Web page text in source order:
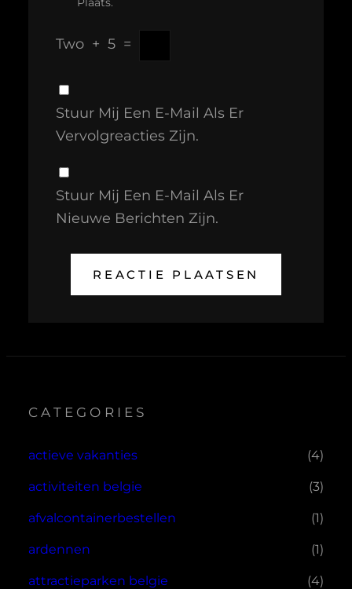
Two + 5 =
Stuur Mij Een E-Mail Als Er
Vervolgreacties Zijn.
Stuur Mij Een E-Mail Als Er
Nieuwe Berichten Zijn.
CATEGORIES
actieve vakanties (4)
activiteiten belgie (3)
afvalcontainerbestellen (1)
ardennen (1)
attractieparken belgie (4)